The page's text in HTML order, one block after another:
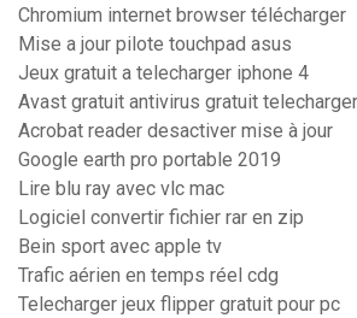
Chromium internet browser télécharger
Mise a jour pilote touchpad asus
Jeux gratuit a telecharger iphone 4
Avast gratuit antivirus gratuit telecharger
Acrobat reader desactiver mise à jour
Google earth pro portable 2019
Lire blu ray avec vlc mac
Logiciel convertir fichier rar en zip
Bein sport avec apple tv
Trafic aérien en temps réel cdg
Telecharger jeux flipper gratuit pour pc